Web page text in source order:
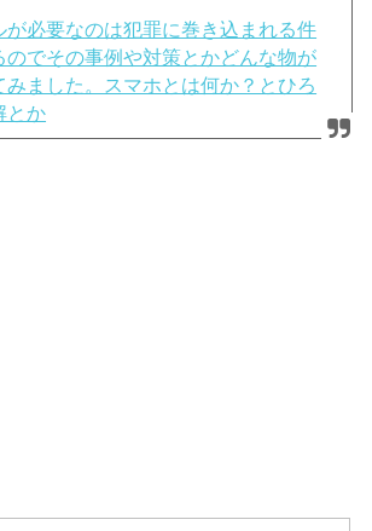
が必要なのは犯罪に巻き込まれる件
のでその事例や対策とかどんな物が
みました。スマホとは何か？とひろ
とか